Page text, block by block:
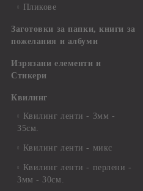
Пликове
Заготовки за папки, книги за
пожелания и албуми
Изрязани елементи и
Стикери
Квилинг
Квилинг ленти - 3мм -
35см.
Квилинг ленти - микс
Квилинг ленти - перлени -
3мм - 30см.